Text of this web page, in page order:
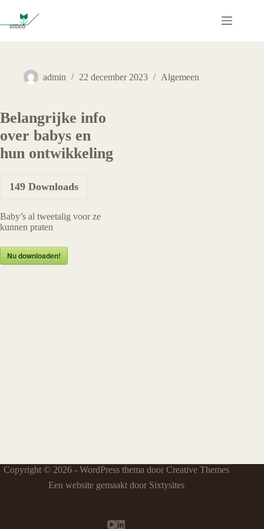
de
admin 22 december 2023 Algemeen
Belangrijke info
over babys en
hun ontwikkeling
149 Downloads
Baby’s al tweetalig voor ze
kunnen praten
Nu downloaden!
Copyright © 2026 - WordPress thema door Creative Themes
Een website gemaakt door Sixtysites